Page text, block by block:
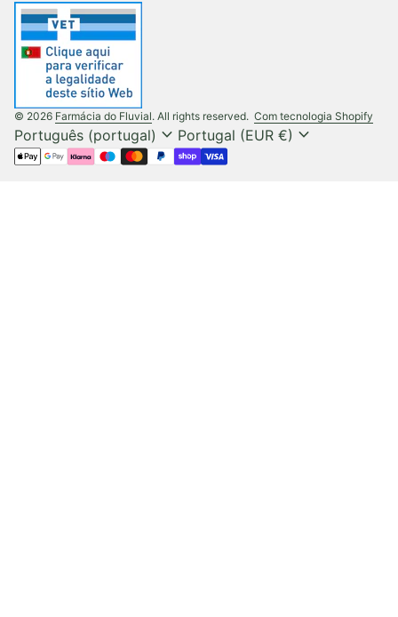
© 2026 Farmácia do Fluvial. All rights reserved. Com tecnologia Shopify
Português (portugal) expand_more Portugal (EUR €) expand_more
Métodos de pagamento